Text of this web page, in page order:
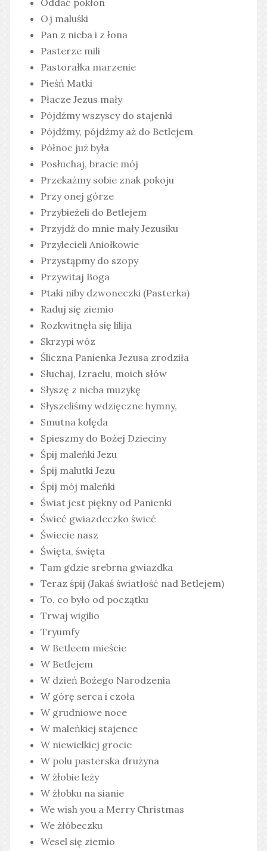
Oddać pokłon
Oj maluśki
Pan z nieba i z łona
Pasterze mili
Pastorałka marzenie
Pieśń Matki
Płacze Jezus mały
Pójdźmy wszyscy do stajenki
Pójdźmy, pójdźmy aż do Betlejem
Północ już była
Posłuchaj, bracie mój
Przekażmy sobie znak pokoju
Przy onej górze
Przybieżeli do Betlejem
Przyjdź do mnie mały Jezusiku
Przylecieli Aniołkowie
Przystąpmy do szopy
Przywitaj Boga
Ptaki niby dzwoneczki (Pasterka)
Raduj się ziemio
Rozkwitnęła się lilija
Skrzypi wóz
Śliczna Panienka Jezusa zrodziła
Słuchaj, Izraelu, moich słów
Słyszę z nieba muzykę
Słyszeliśmy wdzięczne hymny,
Smutna kolęda
Spieszmy do Bożej Dzieciny
Śpij maleńki Jezu
Śpij malutki Jezu
Śpij mój maleńki
Świat jest piękny od Panienki
Świeć gwiazdeczko świeć
Świecie nasz
Święta, święta
Tam gdzie srebrna gwiazdka
Teraz śpij (Jakaś światłość nad Betlejem)
To, co było od początku
Trwaj wigilio
Tryumfy
W Betleem mieście
W Betlejem
W dzień Bożego Narodzenia
W górę serca i czoła
W grudniowe noce
W maleńkiej stajence
W niewielkiej grocie
W polu pasterska drużyna
W żłobie leży
W żłobku na sianie
We wish you a Merry Christmas
We żłóbeczku
Wesel się ziemio